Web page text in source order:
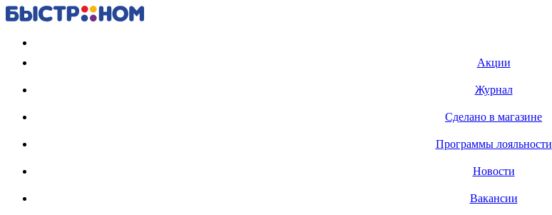
Акции
Журнал
Сделано в магазине
Программы лояльности
Новости
Вакансии